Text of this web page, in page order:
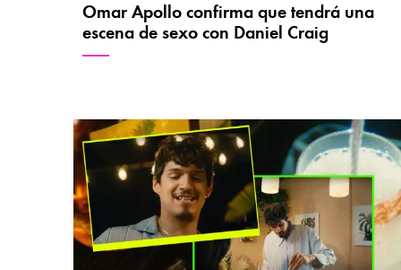
Omar Apollo confirma que tendrá una
escena de sexo con Daniel Craig